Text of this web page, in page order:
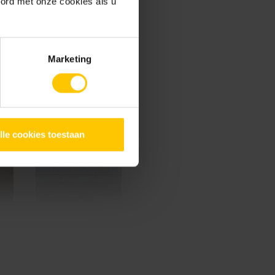
Marketing
cookies toestaan